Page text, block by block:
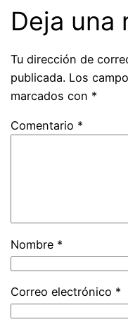
Deja una
Tu dirección de
publicada. Los
marcados con *
Comentario *
Nombre *
Correo electrónico *